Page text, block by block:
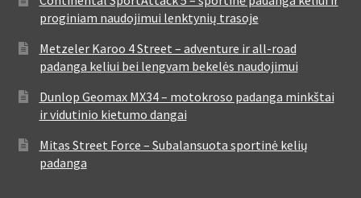
proginiam naudojimui lenktynių trasoje
Metzeler Karoo 4 Street – adventure ir all-road
padanga keliui bei lengvam bekelės naudojimui
Dunlop Geomax MX34 – motokroso padanga minkštai
ir vidutinio kietumo dangai
Mitas Street Force – Subalansuota sportinė kelių
padanga